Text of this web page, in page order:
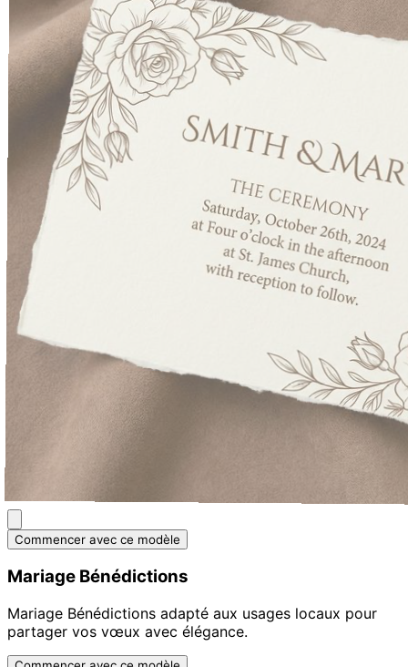
Commencer avec ce modèle
Mariage Bénédictions
Mariage Bénédictions adapté aux usages locaux pour
partager vos vœux avec élégance.